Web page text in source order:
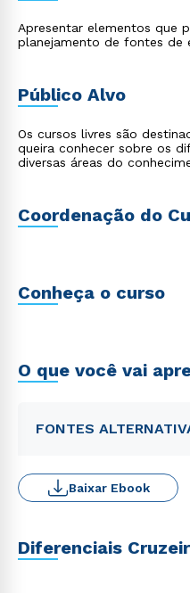
Apresentar elementos que
planejamento de fontes de
Público Alvo
Os cursos livres são
queira conhecer sobre os
diversas áreas do
Coordenação do
Conheça o curso
O que você vai
FONTES
Baixar Ebook
Diferenciais